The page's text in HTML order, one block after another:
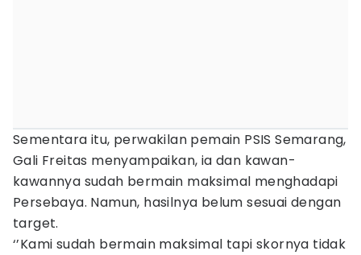
Sementara itu, perwakilan pemain PSIS Semarang,
Gali Freitas menyampaikan, ia dan kawan-
kawannya sudah bermain maksimal menghadapi
Persebaya. Namun, hasilnya belum sesuai dengan
target.
‘’Kami sudah bermain maksimal tapi skornya tidak